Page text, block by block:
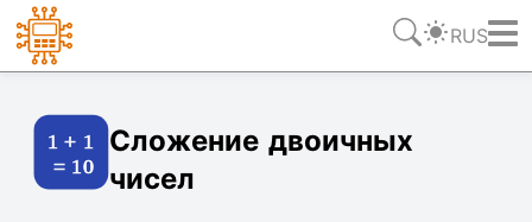
RUS
Сложение двоичных
чисел